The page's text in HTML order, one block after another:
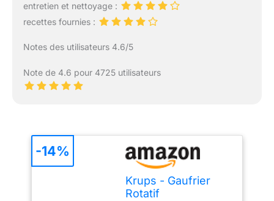
entretien et nettoyage :
recettes fournies :
Notes des utilisateurs 4.6/5
Note de 4.6 pour 4725 utilisateurs
Krups - Gaufrier
Rotatif
-14%